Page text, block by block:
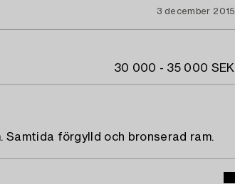
3 december 2015
30 000 - 35 000 SEK
Samtida förgylld och bronserad ram.